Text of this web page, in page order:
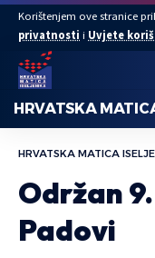
Korištenjem ove stranice
privatnosti i Uvjete
HRVATSKA
HRVATSKA MATICA
Održan
Padovi